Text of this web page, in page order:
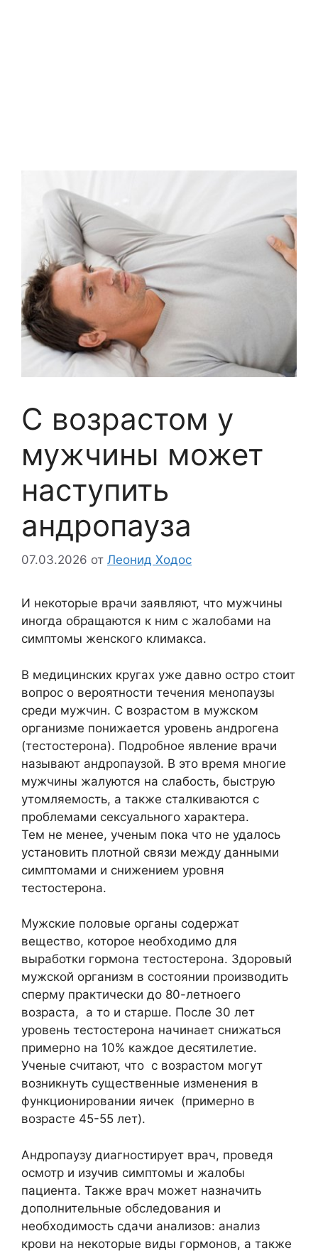
С возрастом у
мужчины может
наступить
андропауза
07.03.2026 от Леонид Ходос
И некоторые врачи заявляют, что мужчины
иногда обращаются к ним с жалобами на
симптомы женского климакса.
В медицинских кругах уже давно остро стоит
вопрос о вероятности течения менопаузы
среди мужчин. С возрастом в мужском
организме понижается уровень андрогена
(тестостерона). Подробное явление врачи
называют андропаузой. В это время многие
мужчины жалуются на слабость, быструю
утомляемость, а также сталкиваются с
проблемами сексуального характера.
Тем не менее, ученым пока что не удалось
установить плотной связи между данными
симптомами и снижением уровня
тестостерона.
Мужские половые органы содержат
вещество, которое необходимо для
выработки гормона тестостерона. Здоровый
мужской организм в состоянии производить
сперму практически до 80-летноего
возраста, а то и старше. После 30 лет
уровень тестостерона начинает снижаться
примерно на 10% каждое десятилетие.
Ученые считают, что с возрастом могут
возникнуть существенные изменения в
функционировании яичек (примерно в
возрасте 45-55 лет).
Андропаузу диагностирует врач, проведя
осмотр и изучив симптомы и жалобы
пациента. Также врач может назначить
дополнительные обследования и
необходимость сдачи анализов: анализ
крови на некоторые виды гормонов, а также